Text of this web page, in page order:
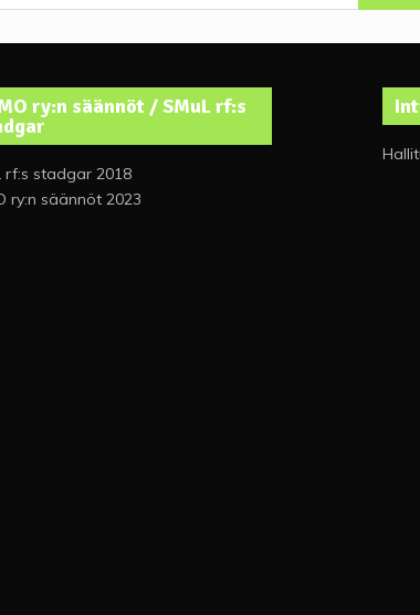
ry:n säännöt / SMuL rf:s
rf:s stadgar 2018
ry:n säännöt 2023